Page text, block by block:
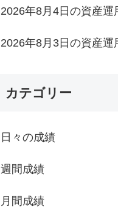
2026年8月4日の資産運
2026年8月3日の資産運
カテゴリー
日々の成績
週間成績
月間成績